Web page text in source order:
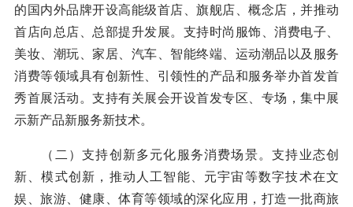
的国内外品牌开设高能级首店、旗舰店、概念店，并推动
首店向总店、总部提升发展。支持时尚服饰、消费电子、
美妆、潮玩、家居、汽车、智能终端、运动潮品以及服务
消费等领域具有创新性、引领性的产品和服务举办首发首
秀首展活动。支持有关展会开设首发专区、专场，集中展
示新产品新服务新技术。
（二）支持创新多元化服务消费场景。支持业态创
新、模式创新，推动人工智能、元宇宙等数字技术在文
娱、旅游、健康、体育等领域的深化应用，打造一批商旅